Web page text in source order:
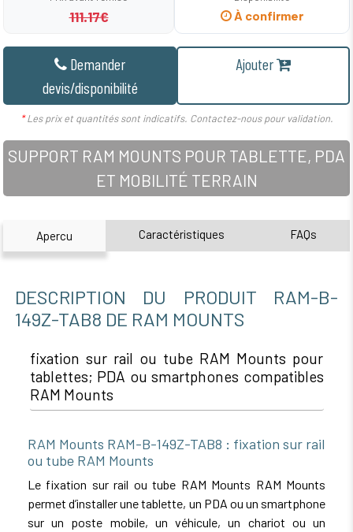
111.17€ À confirmer
Demander
devis/disponibilité
Ajouter
*Les prix et quantités sont indicatifs. Contactez-nous pour validation.
SUPPORT RAM MOUNTS POUR TABLETTE, PDA
ET MOBILITÉ TERRAIN
Apercu Caractéristiques FAQs
DESCRIPTION DU PRODUIT RAM-B-
149Z-TAB8 DE RAM MOUNTS
fixation sur rail ou tube RAM Mounts pour
tablettes; PDA ou smartphones compatibles
RAM Mounts
RAM Mounts RAM-B-149Z-TAB8 : fixation sur rail
ou tube RAM Mounts
Le fixation sur rail ou tube RAM Mounts RAM Mounts
permet d’installer une tablette, un PDA ou un smartphone
sur un poste mobile, un véhicule, un chariot ou un